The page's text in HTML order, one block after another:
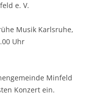
e. V.
Musik Karlsruhe,
Uhr
Minfeld
Konzert ein.